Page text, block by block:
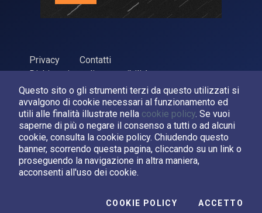
Questo sito o gli strumenti terzi da questo utilizzati si
avvalgono di cookie necessari al funzionamento ed
utili alle finalità illustrate nella cookie policy. Se vuoi
saperne di più o negare il consenso a tutti o ad alcuni
cookie, consulta la cookie policy. Chiudendo questo
banner, scorrendo questa pagina, cliccando su un link o
proseguendo la navigazione in altra maniera,
acconsenti all'uso dei cookie.
COOKIE POLICY ACCETTO
Privacy
Contatti
Dichiarazione di accessibilità
ASI Agenzia Spaziale Italiana, 2026. P.Iva 03638121008
Sviluppato daLPM
Seguici su:
Asi su Facebook
Asi su XCanale Asi su YouTube